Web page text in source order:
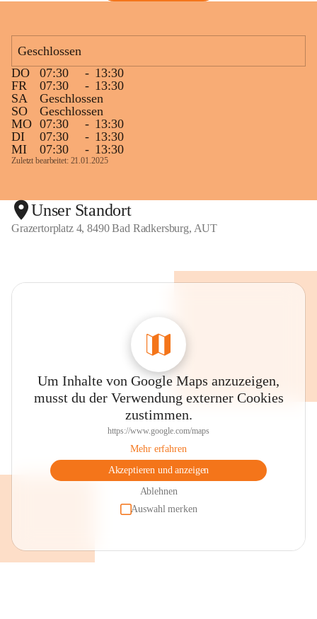
Geschlossen
DO
07:30 - 13:30
FR
07:30 - 13:30
SA
Geschlossen
SO
Geschlossen
MO 07:30 - 13:30
DI
07:30 - 13:30
MI
07:30 - 13:30
Zuletzt bearbeitet: 21.01.2025
Unser Standort
Grazertorplatz 4, 8490 Bad Radkersburg, AUT
Um Inhalte von Google Maps anzuzeigen,
musst du der Verwendung externer Cookies
zustimmen.
https://www.google.com/maps
Mehr erfahren
Akzeptieren und anzeigen
Ablehnen
Auswahl merken